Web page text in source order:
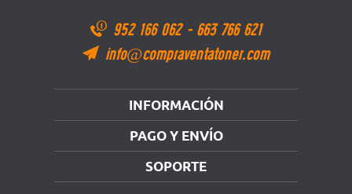
952 166 062 - 663 766 621
info@compraventatoner.com
INFORMACIÓN
PAGO Y ENVÍO
SOPORTE